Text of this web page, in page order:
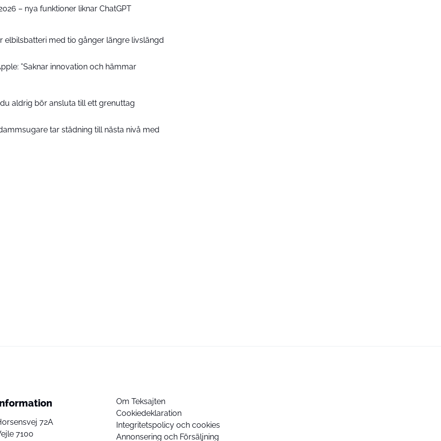
– nya funktioner liknar ChatGPT
elbilsbatteri med tio gånger längre livslängd
”Saknar innovation och hämmar
aldrig bör ansluta till ett grenuttag
tar städning till nästa nivå med
72A
7100
Om Teksajten
Cookiedeklaration
Integritetspolicy och cookies
Annonsering och Försäljning